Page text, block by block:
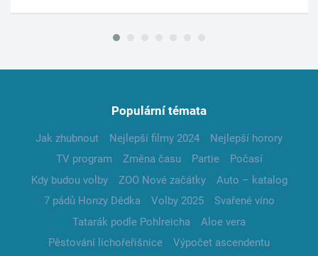
Populární témata
Jak zhubnout Nejlepší filmy 2024
Nejlepší horory
TV program
Změna času Partie
Počasí
Kdy budou volby
ZOO Nové začátky
Auto – katalog
7 pádů Honzy Dědka
Volby 2025
Svařené víno
Tatarák podle Pohlreicha
Aloe vera
Pěstování lichořeřišnice
Výpočet ascendentu